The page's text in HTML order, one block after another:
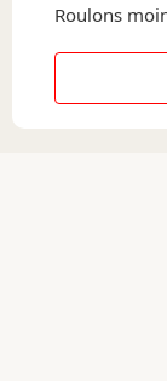
Roulons